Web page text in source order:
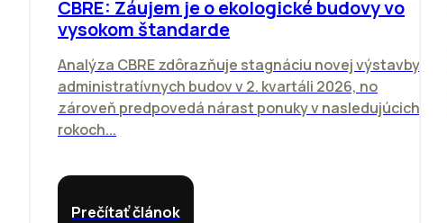
CBRE: Záujem je o ekologické budovy vo
vysokom štandarde
Analýza CBRE zdôrazňuje stagnáciu novej výstavby
administratívnych budov v 2. kvartáli 2026, no
zároveň predpovedá nárast ponuky v nasledujúcich
rokoch...
Prečítať článok